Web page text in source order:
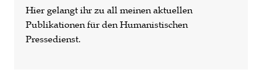
Hier gelangt ihr zu all meinen aktuellen
Publikationen für den Humanistischen
Pressedienst.